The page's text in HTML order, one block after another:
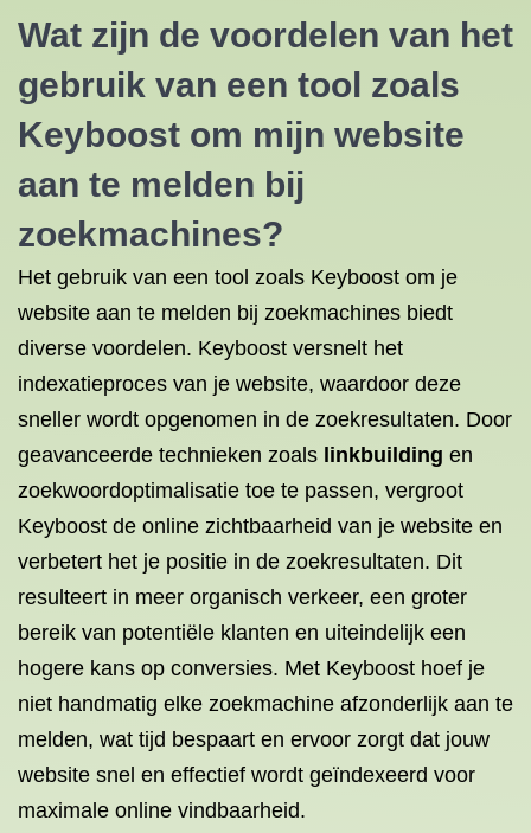
Wat zijn de voordelen van het
gebruik van een tool zoals
Keyboost om mijn website
aan te melden bij
zoekmachines?
Het gebruik van een tool zoals Keyboost om je
website aan te melden bij zoekmachines biedt
diverse voordelen. Keyboost versnelt het
indexatieproces van je website, waardoor deze
sneller wordt opgenomen in de zoekresultaten. Door
geavanceerde technieken zoals linkbuilding en
zoekwoordoptimalisatie toe te passen, vergroot
Keyboost de online zichtbaarheid van je website en
verbetert het je positie in de zoekresultaten. Dit
resulteert in meer organisch verkeer, een groter
bereik van potentiële klanten en uiteindelijk een
hogere kans op conversies. Met Keyboost hoef je
niet handmatig elke zoekmachine afzonderlijk aan te
melden, wat tijd bespaart en ervoor zorgt dat jouw
website snel en effectief wordt geïndexeerd voor
maximale online vindbaarheid.